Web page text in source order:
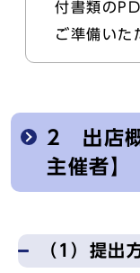
付書類の
ご準備いた
2 出店
主催者】
（1）提出